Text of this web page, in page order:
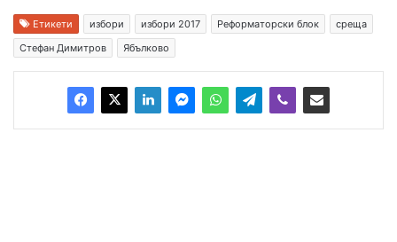
Етикети избори избори 2017 Реформаторски блок
среща
Стефан Димитров
Ябълково